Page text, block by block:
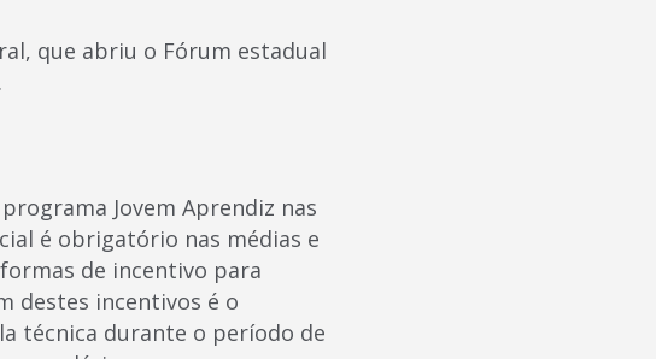
que abriu o Fórum estadual
Jovem Aprendiz nas
é obrigatório nas médias e
de incentivo para
destes incentivos é o
técnica durante o período de